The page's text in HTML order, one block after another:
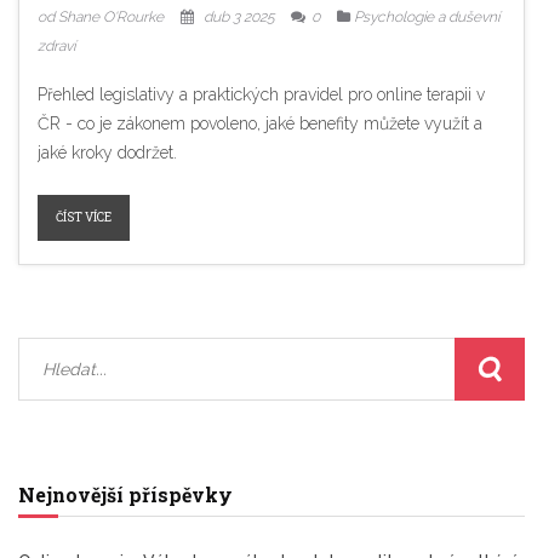
od Shane O'Rourke dub 3 2025 0
Psychologie a duševní
zdraví
Přehled legislativy a praktických pravidel pro online terapii v
ČR - co je zákonem povoleno, jaké benefity můžete využít a
jaké kroky dodržet.
ČÍST VÍCE
Nejnovější příspěvky